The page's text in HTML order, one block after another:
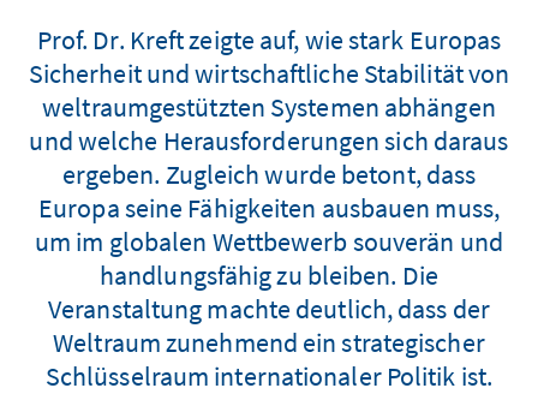
Prof. Dr. Kreft zeigte auf, wie stark Europas
Sicherheit und wirtschaftliche Stabilität von
weltraumgestützten Systemen abhängen
und welche Herausforderungen sich daraus
ergeben. Zugleich wurde betont, dass
Europa seine Fähigkeiten ausbauen muss,
um im globalen Wettbewerb souverän und
handlungsfähig zu bleiben. Die
Veranstaltung machte deutlich, dass der
Weltraum zunehmend ein strategischer
Schlüsselraum internationaler Politik ist.